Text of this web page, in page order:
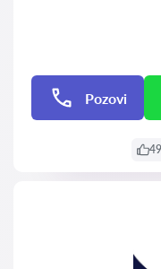
Pozovi
49